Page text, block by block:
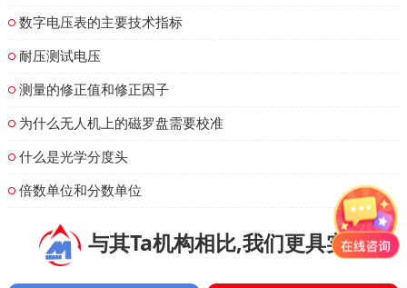
数字电压表的主要技术指标
耐压测试电压
测量的修正值和修正因子
为什么无人机上的磁罗盘需要校准
什么是光学分度头
倍数单位和分数单位
与其Ta机构相比,我们更具实力